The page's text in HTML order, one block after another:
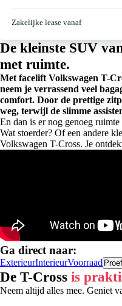
Zakelijke lease vanaf
De kleinste SUV
met ruimte.
Met facelift Volkswagen T-
neem je verrassend veel
comfort. Door de prettige
weg, terwijl de slimme
En dan is er nog genoeg
Wat stoerder? Of een andere
Volkswagen T-Cross. Je
Ga direct naar:
ExterieurInterieurVoorraad
De T-Cross is
Neem altijd alles mee. Geniet